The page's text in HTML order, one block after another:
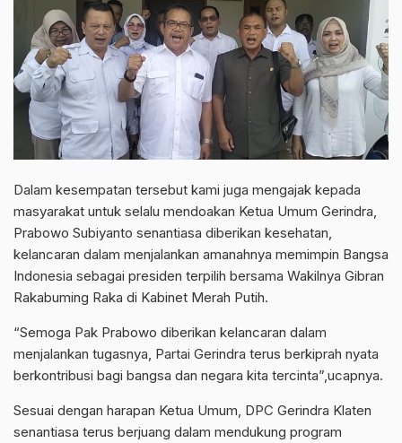
Dalam kesempatan tersebut kami juga mengajak kepada
masyarakat untuk selalu mendoakan Ketua Umum Gerindra,
Prabowo Subiyanto senantiasa diberikan kesehatan,
kelancaran dalam menjalankan amanahnya memimpin Bangsa
Indonesia sebagai presiden terpilih bersama Wakilnya Gibran
Rakabuming Raka di Kabinet Merah Putih.
“Semoga Pak Prabowo diberikan kelancaran dalam
menjalankan tugasnya, Partai Gerindra terus berkiprah nyata
berkontribusi bagi bangsa dan negara kita tercinta”,ucapnya.
Sesuai dengan harapan Ketua Umum, DPC Gerindra Klaten
senantiasa terus berjuang dalam mendukung program